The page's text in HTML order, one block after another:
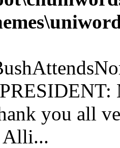
you all
Alli...